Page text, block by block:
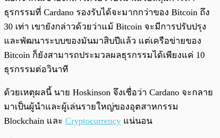
ธุรกรรมที่ Cardano รองรับได้จะมากกว่าของ Bitcoin ถึง
30 เท่า เขายังกล่าวด้วยว่าแม้ Bitcoin จะมีการปรับปรุง
และพัฒนาระบบของมันมาสิบปีแล้ว แต่เครือข่ายของ
Bitcoin ก็ยังสามารถประมวลผลธุรกรรมได้เพียงแค่ 10
ธุรกรรมต่อวินาที
ด้วยเหตุผลนี้ นาย Hoskinson จึงเชื่อว่า Cardano จะกลาย
มาเป็นผู้นำและผู้เล่นรายใหญ่ของอุตสาหกรรม
Blockchain และ Cryptocurrency แน่นอน